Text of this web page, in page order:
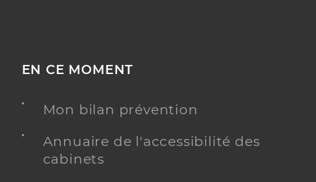
EN CE MOMENT
Mon bilan prévention
Annuaire de l'accessibilité des
cabinets